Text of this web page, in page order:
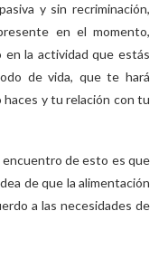
y sin recriminación,
en el momento,
la actividad que estás
de vida, que te hará
y tu relación con tu
encuentro de esto es que
de que la alimentación
a las necesidades de